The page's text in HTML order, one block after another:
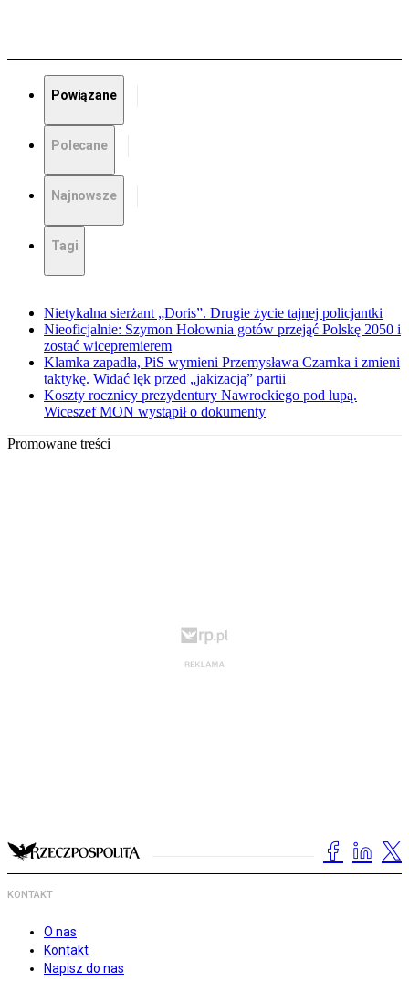
Powiązane
Polecane
Najnowsze
Tagi
Nietykalna sierżant „Doris”. Drugie życie tajnej policjantki
Nieoficjalnie: Szymon Hołownia gotów przejąć Polskę 2050 i
zostać wicepremierem
Klamka zapadła, PiS wymieni Przemysława Czarnka i zmieni
taktykę. Widać lęk przed „jakizacją” partii
Koszty rocznicy prezydentury Nawrockiego pod lupą.
Wiceszef MON wystąpił o dokumenty
Promowane treści
KONTAKT
O nas
Kontakt
Napisz do nas